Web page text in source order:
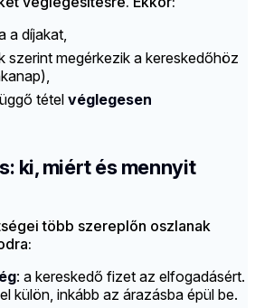
a díjakat,
szerint megérkezik a kereskedőhöz
tétel véglegesen
ki, miért és mennyit
több szereplőn oszlanak
: a kereskedő fizet az elfogadásért.
külön, inkább az árazásba épül be.